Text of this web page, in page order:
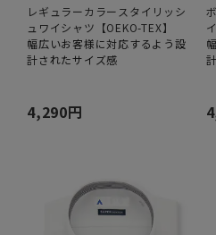
レギュラーカラースタイリッシ
ュワイシャツ【OEKO-TEX】
幅広いお客様に対応するよう設
計されたサイズ感
4,290円